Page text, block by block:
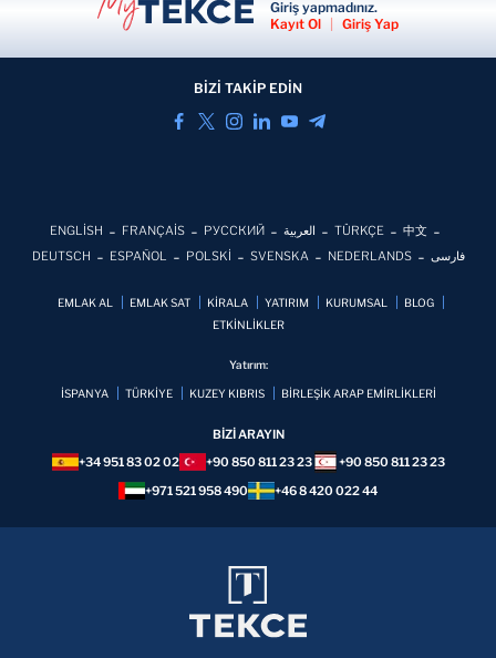
Giriş yapmadınız.
Kayıt Ol | Giriş Yap
BİZİ TAKİP EDİN
ENGLİSH FRANÇAİS РУССКИЙ العربية TÜRKÇE
中文
DEUTSCH
ESPAÑOL POLSKİ SVENSKA NEDERLANDS فارسی
EMLAK AL EMLAK SAT KİRALA YATIRIM KURUMSAL
BLOG
ETKİNLİKLER
Yatırım:
İSPANYA TÜRKİYE KUZEY KIBRIS BİRLEŞİK ARAP EMİRLİKLERİ
BİZİ ARAYIN
+34 951 83 02 02
+90 850 811 23 23
+90 850 811 23 23
+971 521 958 490
+46 8 420 022 44